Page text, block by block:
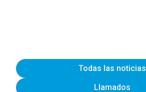
Todas las noticias
Llamados